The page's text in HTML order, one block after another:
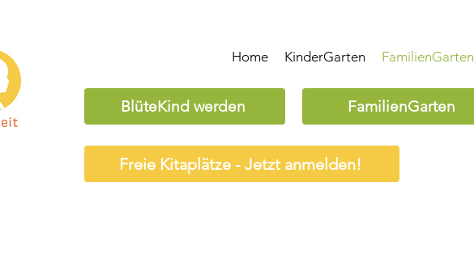
Home KinderGarten FamilienGarten
BlüteKind werden FamilienGarten
Freie Kitaplätze - Jetzt anmelden!